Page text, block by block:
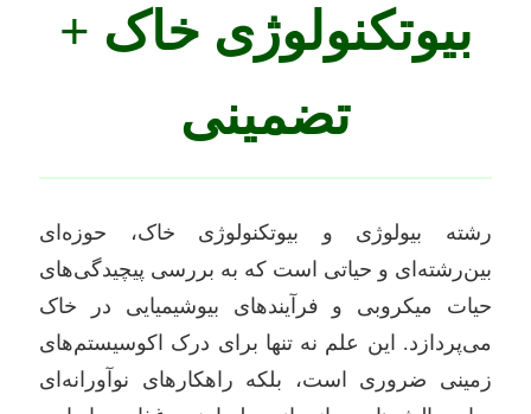
بیوتکنولوژی خاک +
تضمینی
رشته بیولوژی و بیوتکنولوژی خاک، حوزه‌ای
بین‌رشته‌ای و حیاتی است که به بررسی پیچیدگی‌های
حیات میکروبی و فرآیندهای بیوشیمیایی در خاک
می‌پردازد. این علم نه تنها برای درک اکوسیستم‌های
زمینی ضروری است، بلکه راهکارهای نوآورانه‌ای